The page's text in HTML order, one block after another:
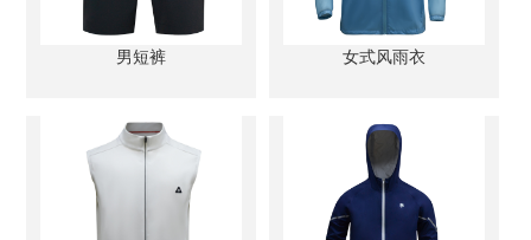
男短裤 女式风雨衣